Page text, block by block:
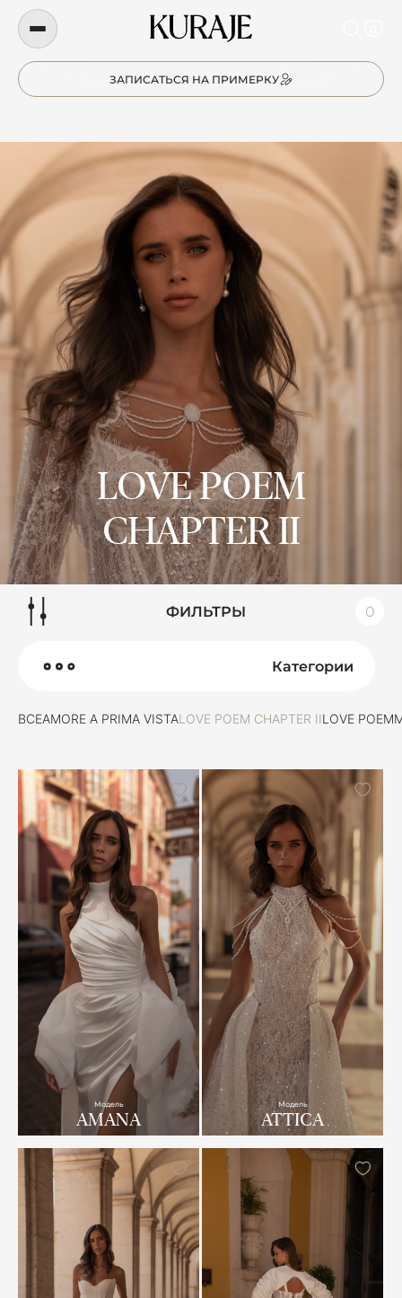
ЗАПИСАТЬСЯ НА ПРИМЕРКУ
LOVE POEM
CHAPTER II
Категории
ФИЛЬТРЫ 0
ВСЕAMORE A PRIMA VISTALOVE POEM CHAPTER IILOVE POEM
Модель
AMANA
Модель
ATTICA